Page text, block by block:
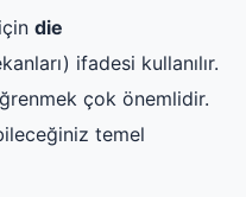
die
ifadesi kullanılır.
çok önemlidir.
temel